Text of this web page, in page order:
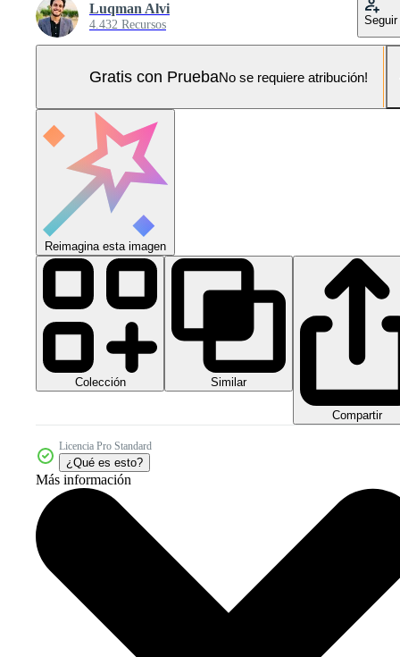
Luqman Alvi
4.432 Recursos Seguir
Gratis con PruebaNo se requiere atribución!
Reimagina esta imagen
Colección Similar
Compartir
Licencia Pro Standard
¿Qué es esto?
Más información